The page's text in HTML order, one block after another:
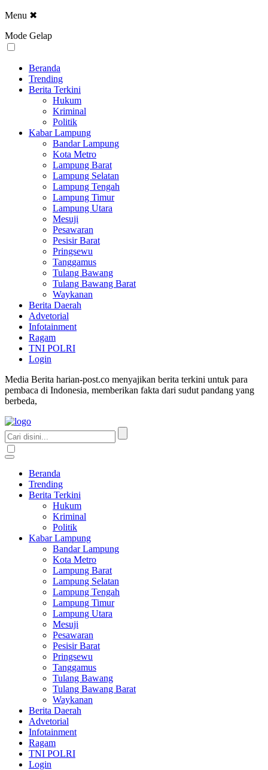
Menu ✖
Mode Gelap
Beranda
Trending
Berita Terkini
Hukum
Kriminal
Politik
Kabar Lampung
Bandar Lampung
Kota Metro
Lampung Barat
Lampung Selatan
Lampung Tengah
Lampung Timur
Lampung Utara
Mesuji
Pesawaran
Pesisir Barat
Pringsewu
Tanggamus
Tulang Bawang
Tulang Bawang Barat
Waykanan
Berita Daerah
Advetorial
Infotainment
Ragam
TNI POLRI
Login
Media Berita harian-post.co menyajikan berita terkini untuk para
pembaca di Indonesia, memberikan fakta dari sudut pandang yang
berbeda,
Beranda
Trending
Berita Terkini
Hukum
Kriminal
Politik
Kabar Lampung
Bandar Lampung
Kota Metro
Lampung Barat
Lampung Selatan
Lampung Tengah
Lampung Timur
Lampung Utara
Mesuji
Pesawaran
Pesisir Barat
Pringsewu
Tanggamus
Tulang Bawang
Tulang Bawang Barat
Waykanan
Berita Daerah
Advetorial
Infotainment
Ragam
TNI POLRI
Login